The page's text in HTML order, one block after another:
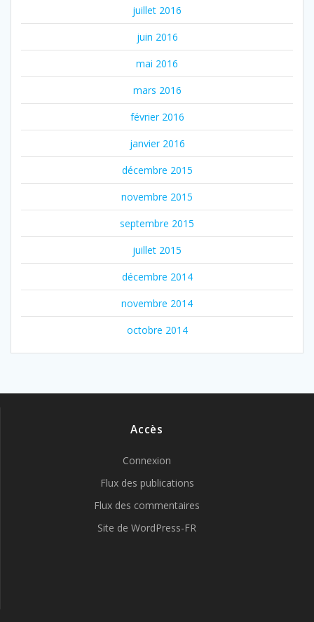
juillet 2016
juin 2016
mai 2016
mars 2016
février 2016
janvier 2016
décembre 2015
novembre 2015
septembre 2015
juillet 2015
décembre 2014
novembre 2014
octobre 2014
Accès
Connexion
Flux des publications
Flux des commentaires
Site de WordPress-FR